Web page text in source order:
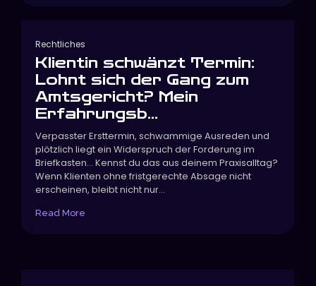
Rechtliches
Klientin schwänzt Termin:
Lohnt sich der Gang zum
Amtsgericht? Mein
Erfahrungsb...
Verpasster Ersttermin, schwammige Ausreden und
plötzlich liegt ein Widerspruch der Forderung im
Briefkasten… Kennst du das aus deinem Praxisalltag?
Wenn Klienten ohne fristgerechte Absage nicht
erscheinen, bleibt nicht nur...
Read More